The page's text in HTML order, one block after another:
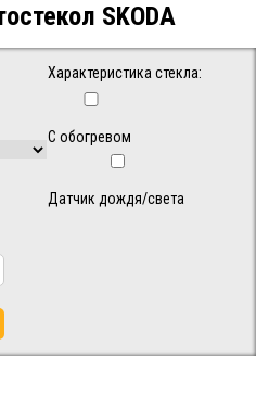
SKODA
Характеристика стекла:
С обогревом
Датчик дождя/света